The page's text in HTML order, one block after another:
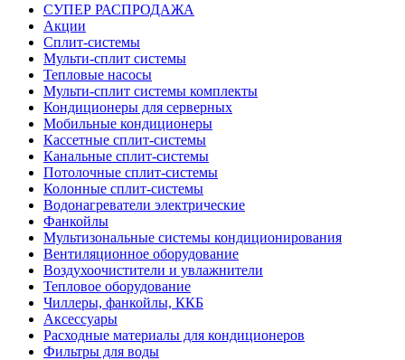
СУПЕР РАСПРОДАЖА
Акции
Сплит-системы
Мульти-сплит системы
Тепловые насосы
Мульти-сплит системы комплекты
Кондиционеры для серверных
Мобильные кондиционеры
Кассетные сплит-системы
Канальные сплит-системы
Потолочные сплит-системы
Колонные сплит-системы
Водонагреватели электрические
Фанкойлы
Мультизональные системы кондиционирования
Вентиляционное оборудование
Воздухоочистители и увлажнители
Тепловое оборудование
Чиллеры, фанкойлы, ККБ
Аксессуары
Расходные материалы для кондиционеров
Фильтры для воды